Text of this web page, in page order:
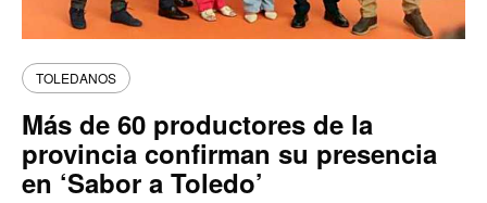
TOLEDANOS
Más de 60 productores de la
provincia confirman su presencia
en ‘Sabor a Toledo’